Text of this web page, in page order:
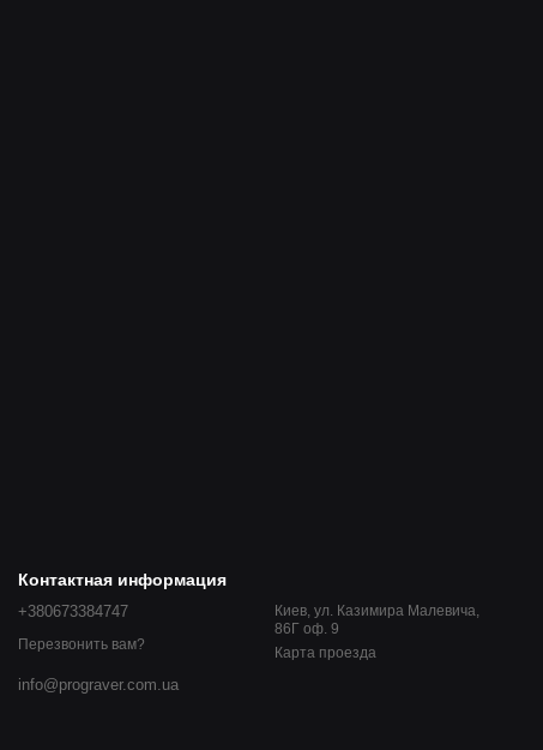
Контактная информация
+380673384747
Перезвонить вам?
info@prograver.com.ua
Киев, ул. Казимира Малевича,
86Г оф. 9
Карта проезда